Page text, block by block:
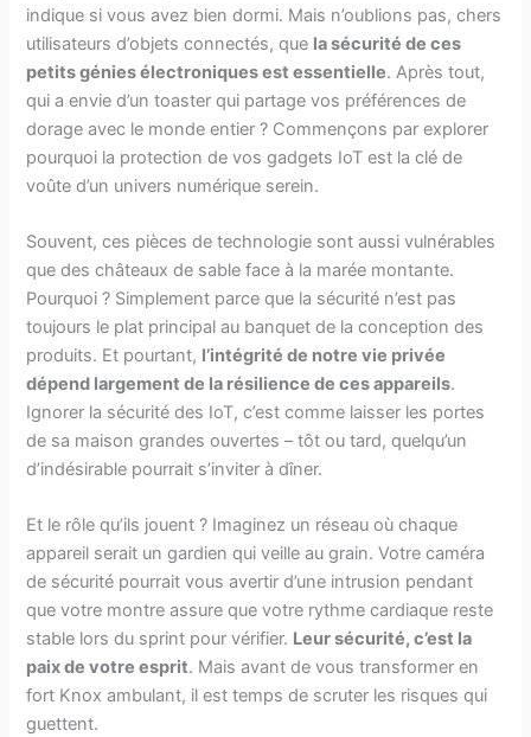
indique si vous avez bien dormi. Mais n’oublions pas, chers
utilisateurs d’objets connectés, que la sécurité de ces
petits génies électroniques est essentielle. Après tout,
qui a envie d’un toaster qui partage vos préférences de
dorage avec le monde entier ? Commençons par explorer
pourquoi la protection de vos gadgets IoT est la clé de
voûte d’un univers numérique serein.
Souvent, ces pièces de technologie sont aussi vulnérables
que des châteaux de sable face à la marée montante.
Pourquoi ? Simplement parce que la sécurité n’est pas
toujours le plat principal au banquet de la conception des
produits. Et pourtant, l’intégrité de notre vie privée
dépend largement de la résilience de ces appareils.
Ignorer la sécurité des IoT, c’est comme laisser les portes
de sa maison grandes ouvertes – tôt ou tard, quelqu’un
d’indésirable pourrait s’inviter à dîner.
Et le rôle qu’ils jouent ? Imaginez un réseau où chaque
appareil serait un gardien qui veille au grain. Votre caméra
de sécurité pourrait vous avertir d’une intrusion pendant
que votre montre assure que votre rythme cardiaque reste
stable lors du sprint pour vérifier. Leur sécurité, c’est la
paix de votre esprit. Mais avant de vous transformer en
fort Knox ambulant, il est temps de scruter les risques qui
guettent.